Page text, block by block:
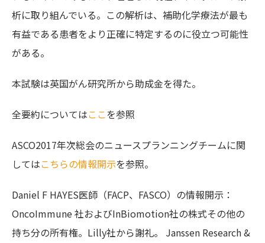
析に取り組んでいる。この解析は、補助化学療法が最も
有益である患者をより正確に特定するのに役立つ可能性
がある。
本試験は英国がん研究所から助成金を得た。
全要約についてはここを参照
ASCO2017年次総会のニュースプランニングチームに関
してはこちらの情報開示を参照。
Daniel F HAYES医師（FACP、FASCO）の情報開示：
OncoImmune 社およびInBiomotion社の株式その他の
持ち分の所有権。Lilly社から謝礼。 Janssen Research &